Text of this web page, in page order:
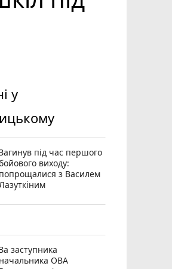
у
під час першого
виходу:
попрощалися з Василем
заступника
начальника ОВА